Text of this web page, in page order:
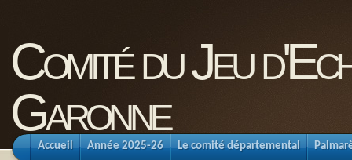
Comité du Jeu
Garonne
Accueil Année 2025-26 Le comité départemental